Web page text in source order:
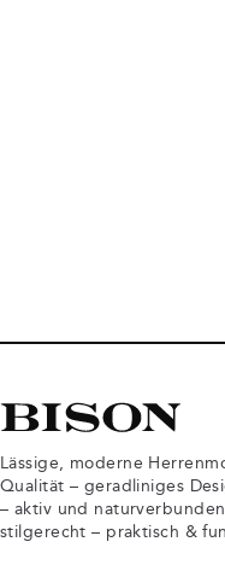
Lässige, moderne
Qualität – geradliniges
– aktiv und
stilgerecht – praktisch &